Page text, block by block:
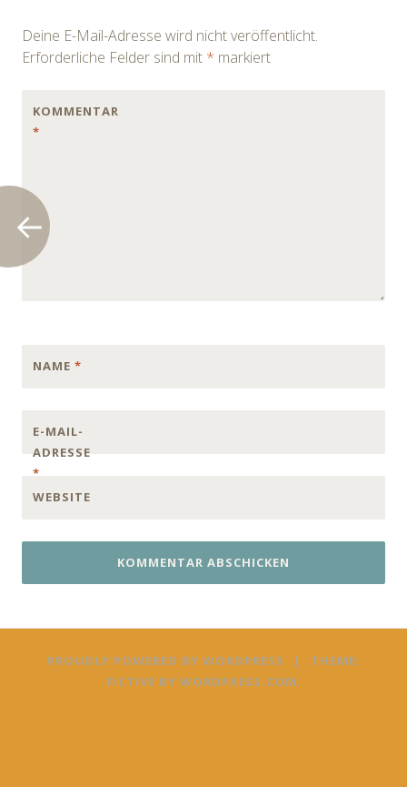
Deine E-Mail-Adresse wird nicht veröffentlicht.
Erforderliche Felder sind mit * markiert
KOMMENTAR
*
NAME *
E-MAIL-
ADRESSE
*
WEBSITE
PROUDLY POWERED BY WORDPRESS |
THEME:
FICTIVE BY WORDPRESS.COM.